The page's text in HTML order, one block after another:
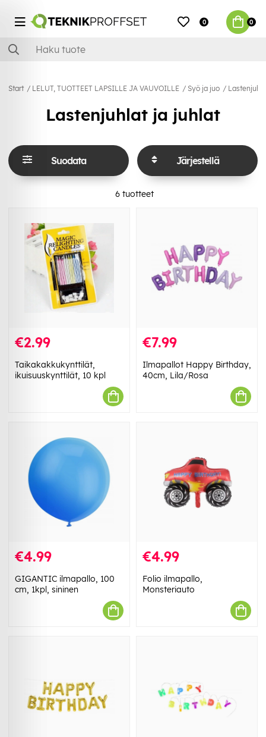
0 0
Start LELUT, TUOTTEET LAPSILLE JA VAUVOILLE Syö ja juo
Lastenjuhlat ja juhlat
Suodata Järjestellä
6tuotteet
€2.99
Taikakakkukynttilät,
ikuisuuskynttilät, 10 kpl
€7.99
Ilmapallot Happy Birthday,
40cm, Lila/Rosa
€4.99
GIGANTIC ilmapallo, 100
cm, 1kpl, sininen
€4.99
Folio ilmapallo,
Monsteriauto